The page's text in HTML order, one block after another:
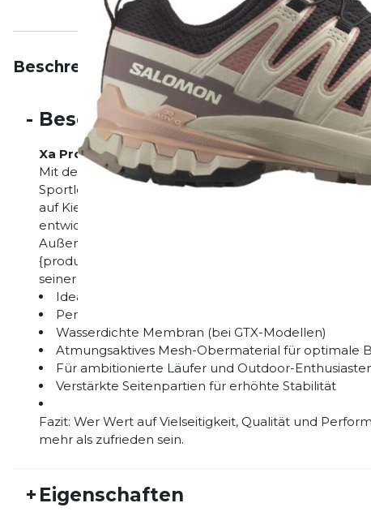
Beschreibung EigenschaftenBewertungen
- Beschreibung
Xa Pro 3D V9 – dein verlässlicher Partner für jedes
Mit dem Xa Pro 3D V9 holst du dir ein echtes
Sportler entwickelt, die Wert auf Performance,
auf Kies oder in der Stadt – der Schuh passt sich
entwickelte Zwischensohle sorgt für ein
Außensohle auch bei Nässe festen Halt bietet.
{product_name} mit gleichmäßigem
seiner Bauweise eignet sich der Schuh sowohl für
Ideal für Trailrunning, Hiking und Alltagsabenteuer
Perfekte Passform dank sensibler Schnürung
Wasserdichte Membran (bei GTX-Modellen)
Atmungsaktives Mesh-Obermaterial für optimale
Für ambitionierte Läufer und Outdoor-
Verstärkte Seitenpartien für erhöhte Stabilität
Fazit: Wer Wert auf Vielseitigkeit, Qualität und
mehr als zufrieden sein.
+ Eigenschaften